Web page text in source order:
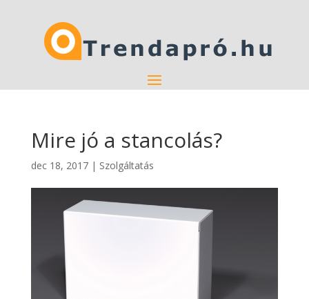
Mire jó a stancolás?
dec 18, 2017| Szolgáltatás